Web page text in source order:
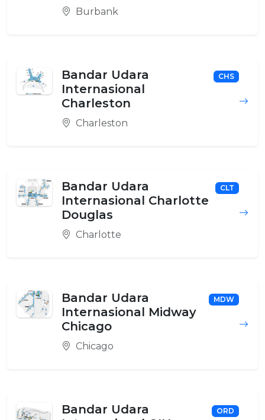
Burbank
Bandar Udara
Internasional
Charleston
CHS
Charleston
Bandar Udara
Internasional Charlotte
Douglas
CLT
Charlotte
Bandar Udara
Internasional Midway
Chicago
MDW
Chicago
Bandar Udara
ORD